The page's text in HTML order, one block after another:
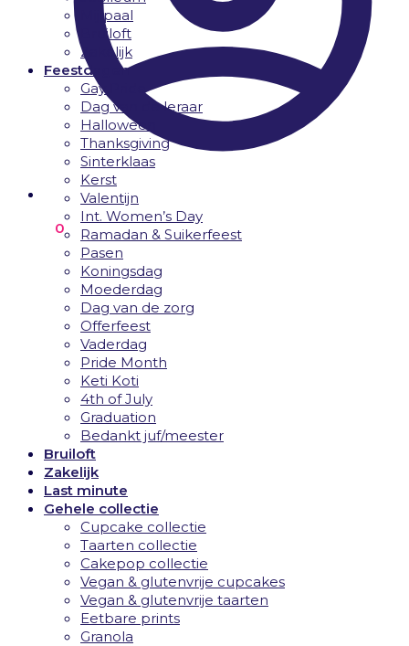
0
Mijlpaal
Bruiloft
Zakelijk
Feestdagen
Gay Pride
Dag van de leraar
Halloween
Thanksgiving
Sinterklaas
Kerst
Valentijn
Int. Women’s Day
Ramadan & Suikerfeest
Pasen
Koningsdag
Moederdag
Dag van de zorg
Offerfeest
Vaderdag
Pride Month
Keti Koti
4th of July
Graduation
Bedankt juf/meester
Bruiloft
Zakelijk
Last minute
Gehele collectie
Cupcake collectie
Taarten collectie
Cakepop collectie
Vegan & glutenvrije cupcakes
Vegan & glutenvrije taarten
Eetbare prints
Granola